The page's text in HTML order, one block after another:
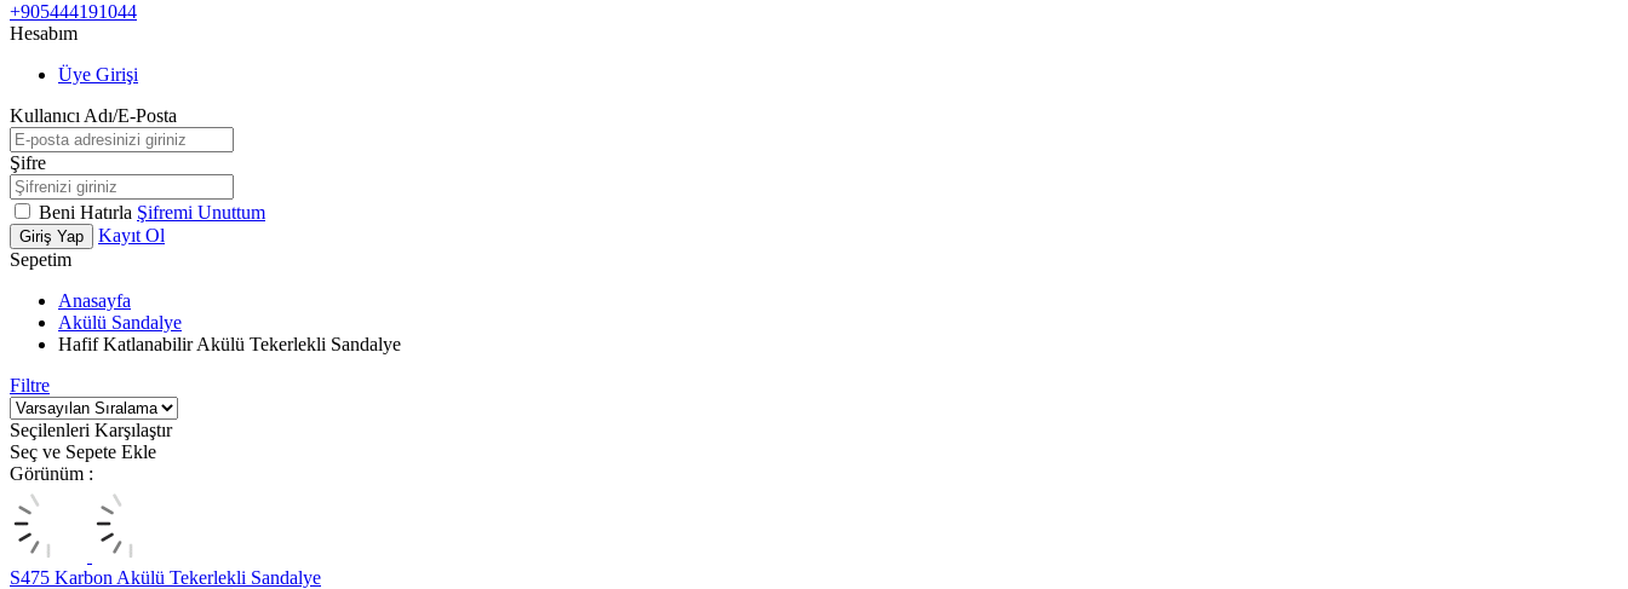
+905444191044
Hesabım
Üye Girişi
Kullanıcı Adı/E-Posta
Şifre
Beni Hatırla Şifremi Unuttum
Giriş Yap
Kayıt Ol
Sepetim
Anasayfa
Akülü Sandalye
Hafif Katlanabilir Akülü Tekerlekli Sandalye
Filtre
Seçilenleri Karşılaştır
Seç ve Sepete Ekle
Görünüm :
S475 Karbon Akülü Tekerlekli Sandalye